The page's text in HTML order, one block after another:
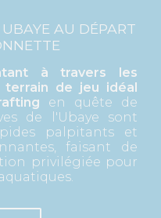
AU DÉPART
à travers les
terrain de jeu idéal
en quête de
de l'Ubaye sont
palpitants et
faisant de
privilégiée pour